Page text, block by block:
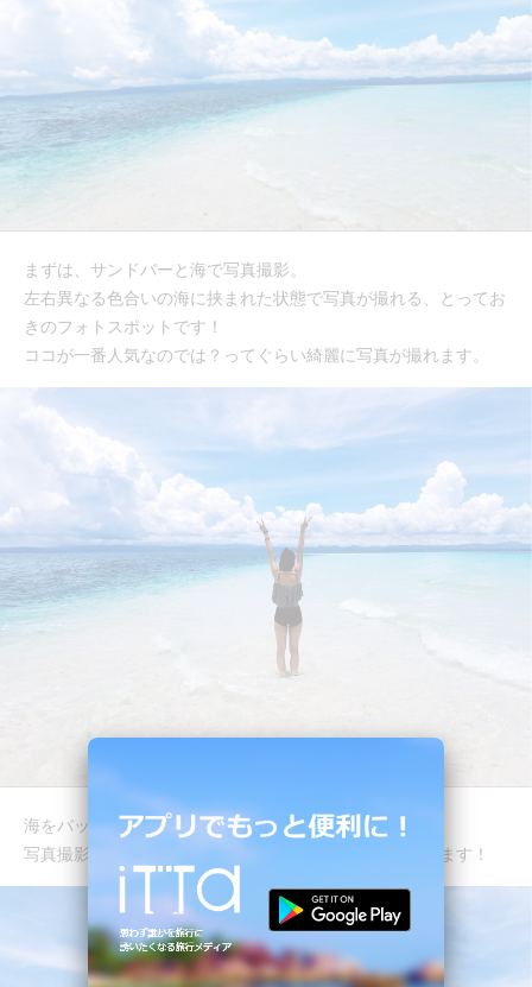
まずは、サンドバーと海で写真撮影。
左右異なる色合いの海に挟まれた状態で写真が撮れる、とってお
きのフォトスポットです！
ココが一番人気なのでは？ってぐらい綺麗に写真が撮れます。
海をバックにしても映えます。
写真撮影は、海の透明度が高い早い時間帯をオススメします！